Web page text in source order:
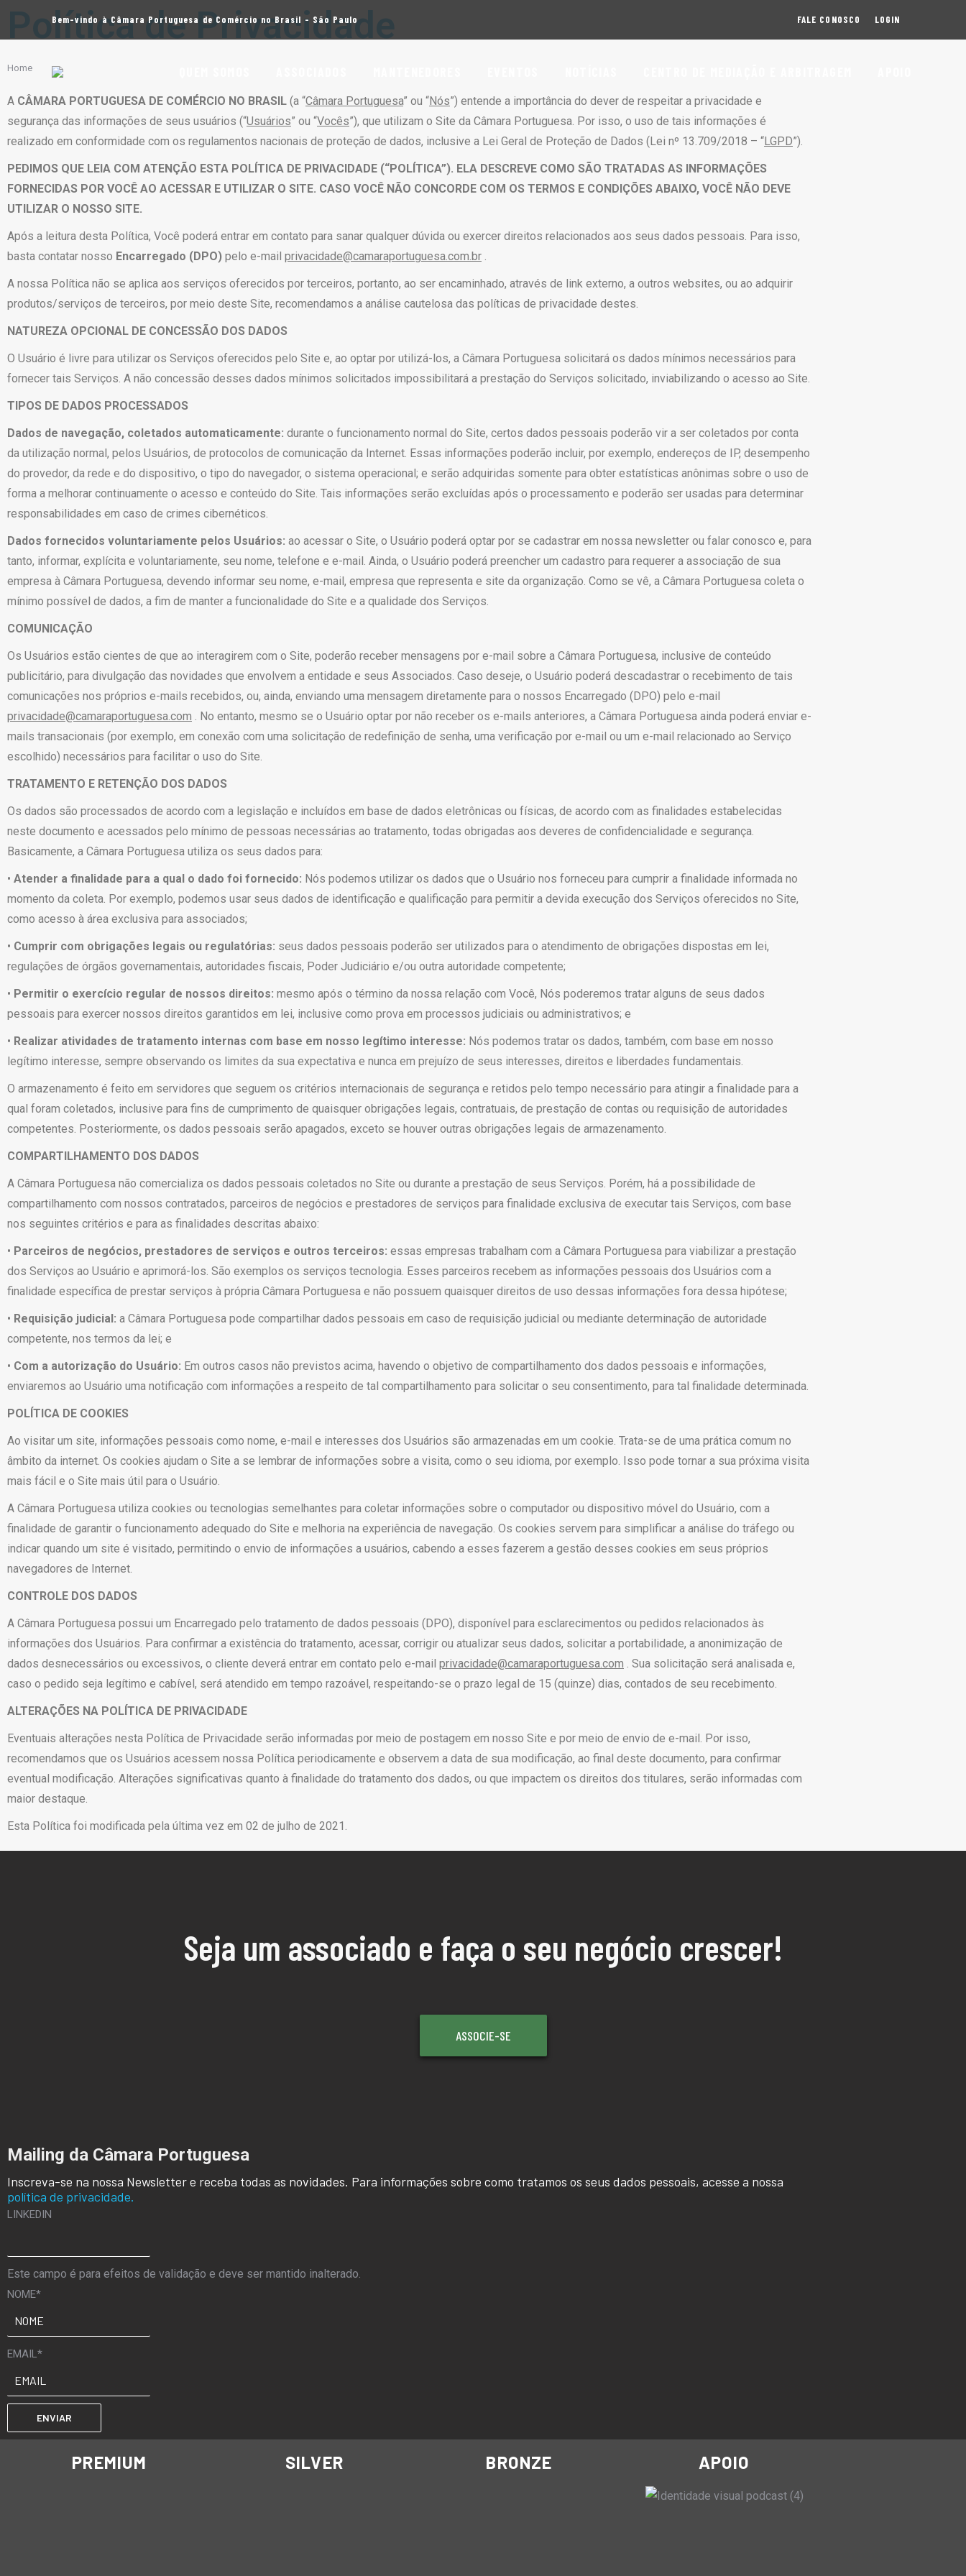
Bem-vindo à Câmara Portuguesa de Comércio no Brasil - São Paulo FALE CONOSCO LOGIN
Política de Privacidade
You are here:
Home
A CÂMARA PORTUGUESA DE COMÉRCIO NO BRASIL (a “Câmara Portuguesa” ou “Nós”) entende a importância do dever de respeitar a privacidade e
segurança das informações de seus usuários (“Usuários” ou “Vocês”), que utilizam o Site da Câmara Portuguesa. Por isso, o uso de tais informações é
realizado em conformidade com os regulamentos nacionais de proteção de dados, inclusive a Lei Geral de Proteção de Dados (Lei nº 13.709/2018 – “LGPD”).
PEDIMOS QUE LEIA COM ATENÇÃO ESTA POLÍTICA DE PRIVACIDADE (“POLÍTICA”). ELA DESCREVE COMO SÃO TRATADAS AS INFORMAÇÕES
FORNECIDAS POR VOCÊ AO ACESSAR E UTILIZAR O SITE. CASO VOCÊ NÃO CONCORDE COM OS TERMOS E CONDIÇÕES ABAIXO, VOCÊ NÃO DEVE
UTILIZAR O NOSSO SITE.
Após a leitura desta Política, Você poderá entrar em contato para sanar qualquer dúvida ou exercer direitos relacionados aos seus dados pessoais. Para isso,
basta contatar nosso Encarregado (DPO) pelo e-mail privacidade@camaraportuguesa.com.br .
A nossa Política não se aplica aos serviços oferecidos por terceiros, portanto, ao ser encaminhado, através de link externo, a outros websites, ou ao adquirir
produtos/serviços de terceiros, por meio deste Site, recomendamos a análise cautelosa das políticas de privacidade destes.
NATUREZA OPCIONAL DE CONCESSÃO DOS DADOS
O Usuário é livre para utilizar os Serviços oferecidos pelo Site e, ao optar por utilizá-los, a Câmara Portuguesa solicitará os dados mínimos necessários para
fornecer tais Serviços. A não concessão desses dados mínimos solicitados impossibilitará a prestação do Serviços solicitado, inviabilizando o acesso ao Site.
TIPOS DE DADOS PROCESSADOS
Dados de navegação, coletados automaticamente: durante o funcionamento normal do Site, certos dados pessoais poderão vir a ser coletados por conta
da utilização normal, pelos Usuários, de protocolos de comunicação da Internet. Essas informações poderão incluir, por exemplo, endereços de IP, desempenho
do provedor, da rede e do dispositivo, o tipo do navegador, o sistema operacional; e serão adquiridas somente para obter estatísticas anônimas sobre o uso de
forma a melhorar continuamente o acesso e conteúdo do Site. Tais informações serão excluídas após o processamento e poderão ser usadas para determinar
responsabilidades em caso de crimes cibernéticos.
Dados fornecidos voluntariamente pelos Usuários: ao acessar o Site, o Usuário poderá optar por se cadastrar em nossa newsletter ou falar conosco e, para
tanto, informar, explícita e voluntariamente, seu nome, telefone e e-mail. Ainda, o Usuário poderá preencher um cadastro para requerer a associação de sua
empresa à Câmara Portuguesa, devendo informar seu nome, e-mail, empresa que representa e site da organização. Como se vê, a Câmara Portuguesa coleta o
mínimo possível de dados, a fim de manter a funcionalidade do Site e a qualidade dos Serviços.
COMUNICAÇÃO
Os Usuários estão cientes de que ao interagirem com o Site, poderão receber mensagens por e-mail sobre a Câmara Portuguesa, inclusive de conteúdo
publicitário, para divulgação das novidades que envolvem a entidade e seus Associados. Caso deseje, o Usuário poderá descadastrar o recebimento de tais
comunicações nos próprios e-mails recebidos, ou, ainda, enviando uma mensagem diretamente para o nossos Encarregado (DPO) pelo e-mail
privacidade@camaraportuguesa.com . No entanto, mesmo se o Usuário optar por não receber os e-mails anteriores, a Câmara Portuguesa ainda poderá enviar e-
mails transacionais (por exemplo, em conexão com uma solicitação de redefinição de senha, uma verificação por e-mail ou um e-mail relacionado ao Serviço
escolhido) necessários para facilitar o uso do Site.
TRATAMENTO E RETENÇÃO DOS DADOS
Os dados são processados de acordo com a legislação e incluídos em base de dados eletrônicas ou físicas, de acordo com as finalidades estabelecidas
neste documento e acessados pelo mínimo de pessoas necessárias ao tratamento, todas obrigadas aos deveres de confidencialidade e segurança.
Basicamente, a Câmara Portuguesa utiliza os seus dados para:
• Atender a finalidade para a qual o dado foi fornecido: Nós podemos utilizar os dados que o Usuário nos forneceu para cumprir a finalidade informada no
momento da coleta. Por exemplo, podemos usar seus dados de identificação e qualificação para permitir a devida execução dos Serviços oferecidos no Site,
como acesso à área exclusiva para associados;
• Cumprir com obrigações legais ou regulatórias: seus dados pessoais poderão ser utilizados para o atendimento de obrigações dispostas em lei,
regulações de órgãos governamentais, autoridades fiscais, Poder Judiciário e/ou outra autoridade competente;
• Permitir o exercício regular de nossos direitos: mesmo após o término da nossa relação com Você, Nós poderemos tratar alguns de seus dados
pessoais para exercer nossos direitos garantidos em lei, inclusive como prova em processos judiciais ou administrativos; e
• Realizar atividades de tratamento internas com base em nosso legítimo interesse: Nós podemos tratar os dados, também, com base em nosso
legítimo interesse, sempre observando os limites da sua expectativa e nunca em prejuízo de seus interesses, direitos e liberdades fundamentais.
O armazenamento é feito em servidores que seguem os critérios internacionais de segurança e retidos pelo tempo necessário para atingir a finalidade para a
qual foram coletados, inclusive para fins de cumprimento de quaisquer obrigações legais, contratuais, de prestação de contas ou requisição de autoridades
competentes. Posteriormente, os dados pessoais serão apagados, exceto se houver outras obrigações legais de armazenamento.
COMPARTILHAMENTO DOS DADOS
A Câmara Portuguesa não comercializa os dados pessoais coletados no Site ou durante a prestação de seus Serviços. Porém, há a possibilidade de
compartilhamento com nossos contratados, parceiros de negócios e prestadores de serviços para finalidade exclusiva de executar tais Serviços, com base
nos seguintes critérios e para as finalidades descritas abaixo:
• Parceiros de negócios, prestadores de serviços e outros terceiros: essas empresas trabalham com a Câmara Portuguesa para viabilizar a prestação
dos Serviços ao Usuário e aprimorá-los. São exemplos os serviços tecnologia. Esses parceiros recebem as informações pessoais dos Usuários com a
finalidade específica de prestar serviços à própria Câmara Portuguesa e não possuem quaisquer direitos de uso dessas informações fora dessa hipótese;
• Requisição judicial: a Câmara Portuguesa pode compartilhar dados pessoais em caso de requisição judicial ou mediante determinação de autoridade
competente, nos termos da lei; e
• Com a autorização do Usuário: Em outros casos não previstos acima, havendo o objetivo de compartilhamento dos dados pessoais e informações,
enviaremos ao Usuário uma notificação com informações a respeito de tal compartilhamento para solicitar o seu consentimento, para tal finalidade determinada.
POLÍTICA DE COOKIES
Ao visitar um site, informações pessoais como nome, e-mail e interesses dos Usuários são armazenadas em um cookie. Trata-se de uma prática comum no
âmbito da internet. Os cookies ajudam o Site a se lembrar de informações sobre a visita, como o seu idioma, por exemplo. Isso pode tornar a sua próxima visita
mais fácil e o Site mais útil para o Usuário.
A Câmara Portuguesa utiliza cookies ou tecnologias semelhantes para coletar informações sobre o computador ou dispositivo móvel do Usuário, com a
finalidade de garantir o funcionamento adequado do Site e melhoria na experiência de navegação. Os cookies servem para simplificar a análise do tráfego ou
indicar quando um site é visitado, permitindo o envio de informações a usuários, cabendo a esses fazerem a gestão desses cookies em seus próprios
navegadores de Internet.
CONTROLE DOS DADOS
A Câmara Portuguesa possui um Encarregado pelo tratamento de dados pessoais (DPO), disponível para esclarecimentos ou pedidos relacionados às
informações dos Usuários. Para confirmar a existência do tratamento, acessar, corrigir ou atualizar seus dados, solicitar a portabilidade, a anonimização de
dados desnecessários ou excessivos, o cliente deverá entrar em contato pelo e-mail privacidade@camaraportuguesa.com . Sua solicitação será analisada e,
caso o pedido seja legítimo e cabível, será atendido em tempo razoável, respeitando-se o prazo legal de 15 (quinze) dias, contados de seu recebimento.
ALTERAÇÕES NA POLÍTICA DE PRIVACIDADE
Eventuais alterações nesta Política de Privacidade serão informadas por meio de postagem em nosso Site e por meio de envio de e-mail. Por isso,
recomendamos que os Usuários acessem nossa Política periodicamente e observem a data de sua modificação, ao final deste documento, para confirmar
eventual modificação. Alterações significativas quanto à finalidade do tratamento dos dados, ou que impactem os direitos dos titulares, serão informadas com
maior destaque.
Esta Política foi modificada pela última vez em 02 de julho de 2021.
Seja um associado e faça o seu negócio crescer!
ASSOCIE-SE
Mailing da Câmara Portuguesa
Inscreva-se na nossa Newsletter e receba todas as novidades. Para informações sobre como tratamos os seus dados pessoais, acesse a nossa
política de privacidade.
LINKEDIN
Este campo é para efeitos de validação e deve ser mantido inalterado.
NOME*
EMAIL*
PREMIUM SILVER BRONZE APOIO